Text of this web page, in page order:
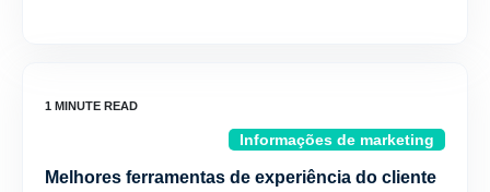
Informações de marketing
Melhores ferramentas de experiência do cliente